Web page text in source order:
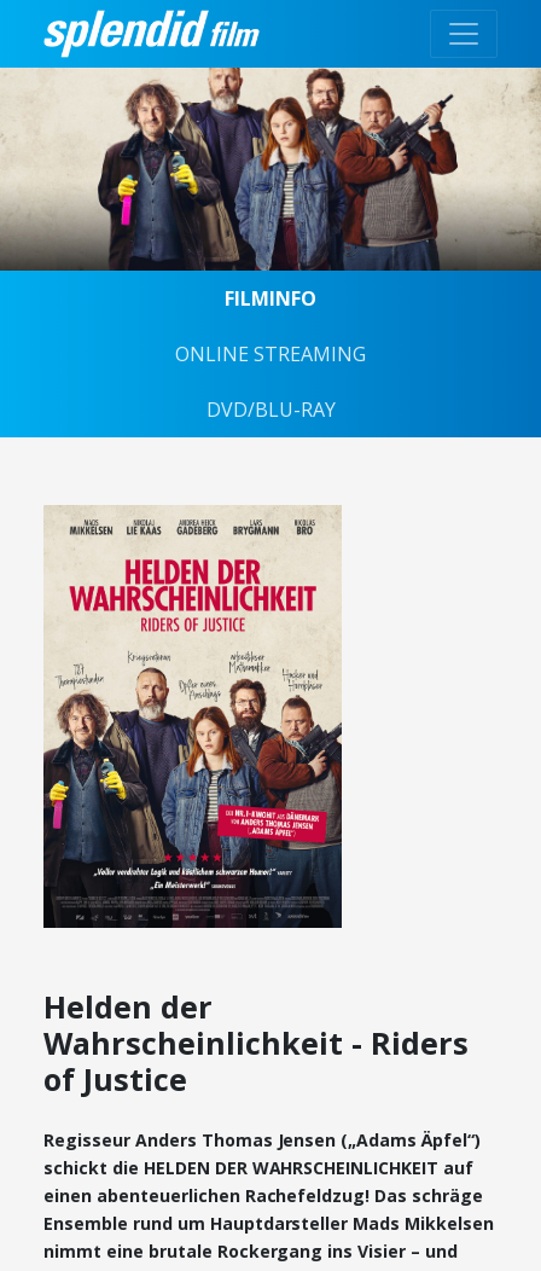
FILMINFO
ONLINE STREAMING
DVD/BLU-RAY
Helden der
Wahrscheinlichkeit - Riders
of Justice
Regisseur Anders Thomas Jensen („Adams Äpfel“)
schickt die HELDEN DER WAHRSCHEINLICHKEIT auf
einen abenteuerlichen Rachefeldzug! Das schräge
Ensemble rund um Hauptdarsteller Mads Mikkelsen
nimmt eine brutale Rockergang ins Visier – und